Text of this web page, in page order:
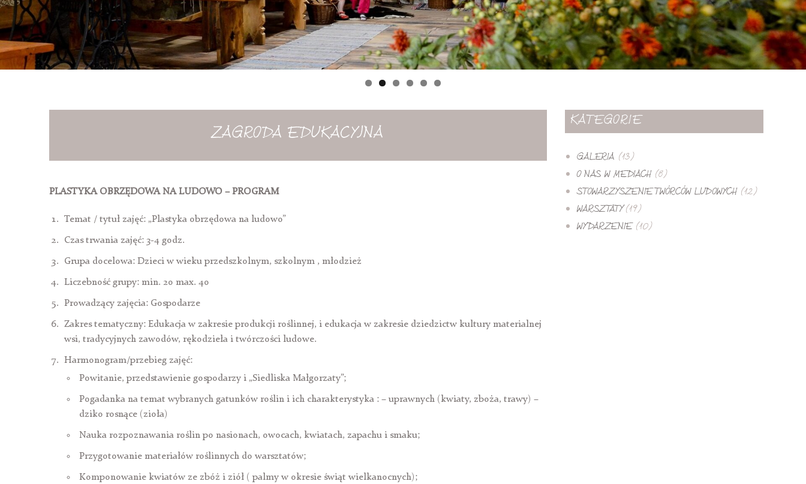
ZAGRODA EDUKACYJNA
PLASTYKA OBRZĘDOWA NA LUDOWO – PROGRAM
Temat / tytuł zajęć: „Plastyka obrzędowa na ludowo”
Czas trwania zajęć: 3-4 godz.
Grupa docelowa: Dzieci w wieku przedszkolnym, szkolnym , młodzież
Liczebność grupy: min. 20 max. 40
Prowadzący zajęcia: Gospodarze
Zakres tematyczny: Edukacja w zakresie produkcji roślinnej, i edukacja w zakresie dziedzictw kultury materialnej
wsi, tradycyjnych zawodów, rękodzieła i twórczości ludowe.
Harmonogram/przebieg zajęć:
Powitanie, przedstawienie gospodarzy i „Siedliska Małgorzaty”;
Pogadanka na temat wybranych gatunków roślin i ich charakterystyka : – uprawnych (kwiaty, zboża, trawy) –
dziko rosnące (zioła)
Nauka rozpoznawania roślin po nasionach, owocach, kwiatach, zapachu i smaku;
Przygotowanie materiałów roślinnych do warsztatów;
Komponowanie kwiatów ze zbóż i ziół ( palmy w okresie świąt wielkanocnych);
KATEGORIE
GALERIA (13)
O NAS W MEDIACH(8)
STOWARZYSZENIE TWÓRCÓW LUDOWYCH(12)
WARSZTATY(19)
WYDARZENIE(10)